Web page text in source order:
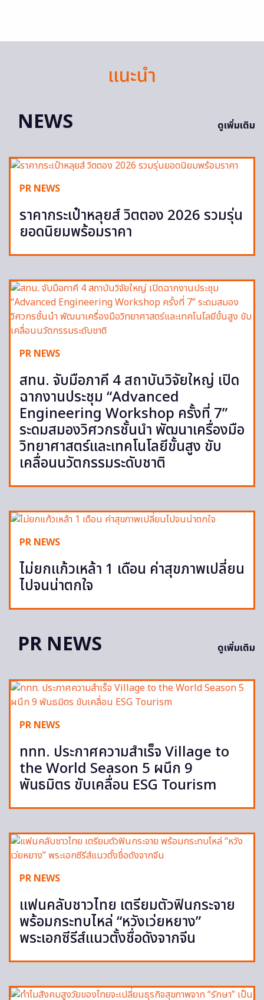
แนะนำ
NEWS
ดูเพิ่มเติม
PR NEWS
ราคากระเป๋าหลุยส์ วิตตอง 2026 รวมรุ่น
ยอดนิยมพร้อมราคา
PR NEWS
สทน. จับมือภาคี 4 สถาบันวิจัยใหญ่ เปิด
ฉากงานประชุม “Advanced
Engineering Workshop ครั้งที่ 7”
ระดมสมองวิศวกรชั้นนำ พัฒนาเครื่องมือ
วิทยาศาสตร์และเทคโนโลยีขั้นสูง ขับ
เคลื่อนนวัตกรรมระดับชาติ
PR NEWS
ไม่ยกแก้วเหล้า 1 เดือน ค่าสุขภาพเปลี่ยน
ไปจนน่าตกใจ
PR NEWS ดูเพิ่มเติม
PR NEWS
ททท. ประกาศความสำเร็จ Village to
the World Season 5 ผนึก 9
พันธมิตร ขับเคลื่อน ESG Tourism
PR NEWS
แฟนคลับชาวไทย เตรียมตัวฟินกระจาย
พร้อมกระทบไหล่ “หวังเว่ยหยาง”
พระเอกซีรีส์แนวตั้งชื่อดังจากจีน